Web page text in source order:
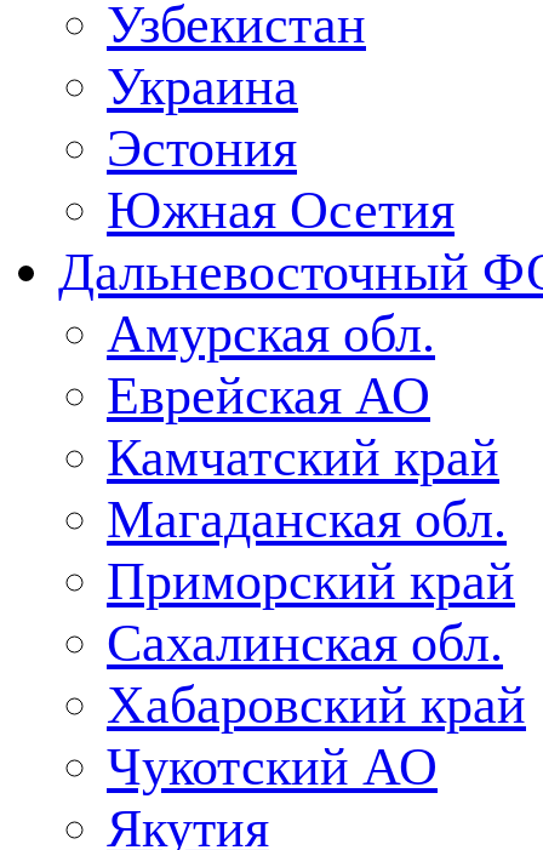
Узбекистан
Украина
Эстония
Южная Осетия
Дальневосточный
Амурская обл.
Еврейская АО
Камчатский край
Магаданская обл.
Приморский край
Сахалинская обл.
Хабаровский край
Чукотский АО
Якутия